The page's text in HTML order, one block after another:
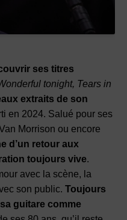
ses titres
tonight, Tears in
extraits de son
en 2024. Salué pour ses
Morrison ou encore
d’un retour aux
toujours vive.
avec la scène, la
son public. Toujours
guitare comme